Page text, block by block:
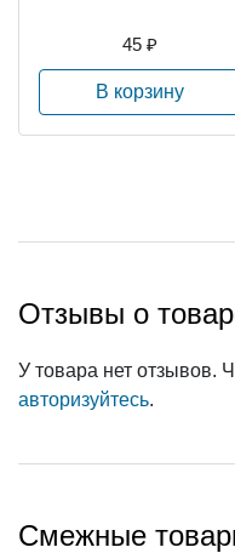
45 ₽
В корзину
Отзывы о
У товара нет отзывов.
авторизуйтесь.
Смежные